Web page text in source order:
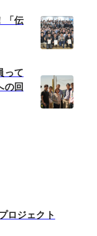
「伝
って
の回
ロジェクト